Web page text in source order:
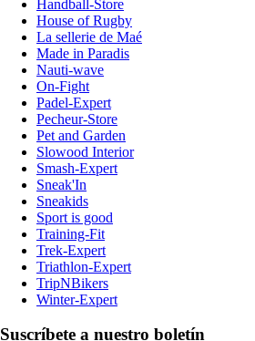
Handball-Store
House of Rugby
La sellerie de Maé
Made in Paradis
Nauti-wave
On-Fight
Padel-Expert
Pecheur-Store
Pet and Garden
Slowood Interior
Smash-Expert
Sneak'In
Sneakids
Sport is good
Training-Fit
Trek-Expert
Triathlon-Expert
TripNBikers
Winter-Expert
Suscríbete a nuestro boletín